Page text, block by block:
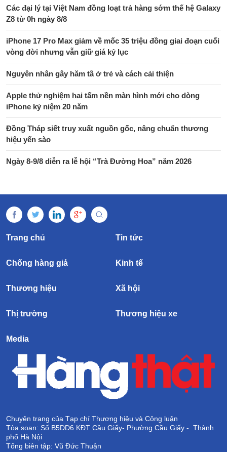
Các đại lý tại Việt Nam đồng loạt trả hàng sớm thế hệ Galaxy
Z8 từ 0h ngày 8/8
iPhone 17 Pro Max giảm về mốc 35 triệu đồng giai đoạn cuối
vòng đời nhưng vẫn giữ giá kỷ lục
Nguyên nhân gây hăm tã ở trẻ và cách cải thiện
Apple thử nghiệm hai tấm nền màn hình mới cho dòng
iPhone kỷ niệm 20 năm
Đồng Tháp siết truy xuất nguồn gốc, nâng chuẩn thương
hiệu yến sào
Ngày 8-9/8 diễn ra lễ hội “Trà Đường Hoa” năm 2026
Trang chủ Tin tức
Chống hàng giả Kinh tế
Thương hiệu Xã hội
Thị trường Thương hiệu xe
Media
Chuyên trang của Tạp chí Thương hiệu và Công luận
Tòa soạn: Số B5DD6 KĐT Cầu Giấy- Phường Cầu Giấy - Thành
phố Hà Nội
Tổng biên tập: Vũ Đức Thuận